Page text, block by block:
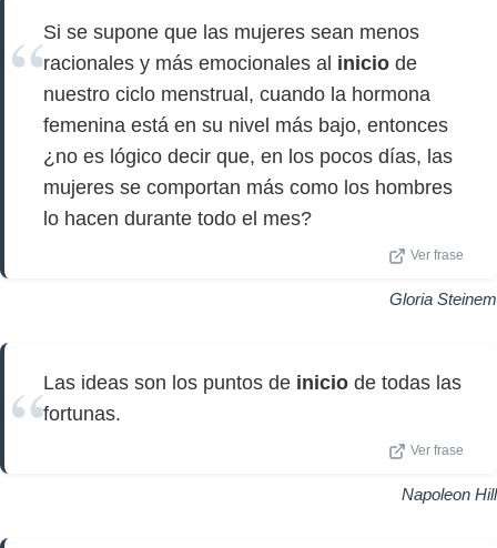
Si se supone que las mujeres sean menos
racionales y más emocionales al inicio de
nuestro ciclo menstrual, cuando la hormona
femenina está en su nivel más bajo, entonces
¿no es lógico decir que, en los pocos días, las
mujeres se comportan más como los hombres
lo hacen durante todo el mes?
Ver frase
Gloria Steinem
Las ideas son los puntos de inicio de todas las
fortunas.
Ver frase
Napoleon Hill